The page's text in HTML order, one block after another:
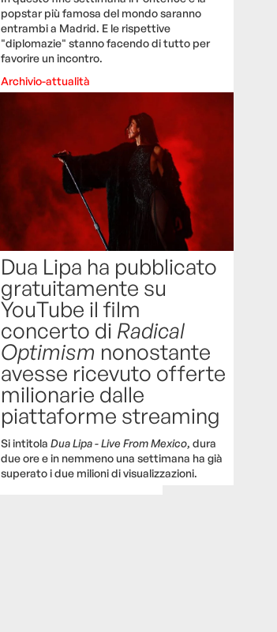
popstar più famosa del mondo saranno
entrambi a Madrid. E le rispettive
"diplomazie" stanno facendo di tutto per
favorire un incontro.
Archivio-attualità
Dua Lipa ha pubblicato
gratuitamente su
YouTube il film
concerto di Radical
Optimism nonostante
avesse ricevuto offerte
milionarie dalle
piattaforme streaming
Si intitolaDua Lipa - Live From Mexico, dura
due ore e in nemmeno una settimana ha già
superato i due milioni di visualizzazioni.